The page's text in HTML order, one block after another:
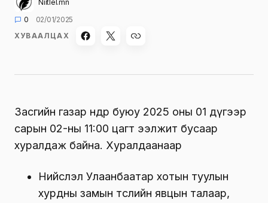
Niitlel.mn
0
02/01/2025
ХУВААЛЦАХ
Засгийн газар өнөөдөр буюу 2025 оны 01 дүгээр
сарын 02-ны 11:00 цагт ээлжит бусаар
хуралдаж байна. Хуралдаанаар
Нийслэл Улаанбаатар хотын туулын
хурдны замын төслийн явцын талаар,